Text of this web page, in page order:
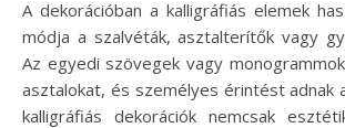
A dekorációban a kalligráfiás elemek
módja a szalvéták, asztalterítők vagy
Az egyedi szövegek vagy
asztalokat, és személyes érintést adnak
kalligráfiás dekorációk nemcsak